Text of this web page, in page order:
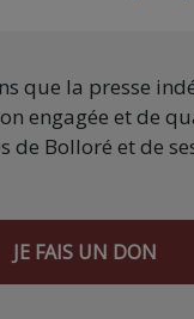
que la presse
engagée et de
Bolloré et de
JE FAIS UN DON